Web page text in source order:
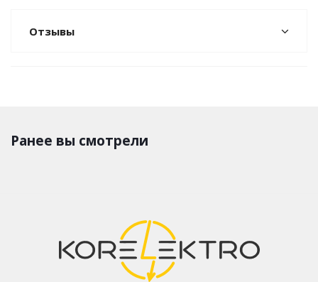
Отзывы
Ранее вы смотрели